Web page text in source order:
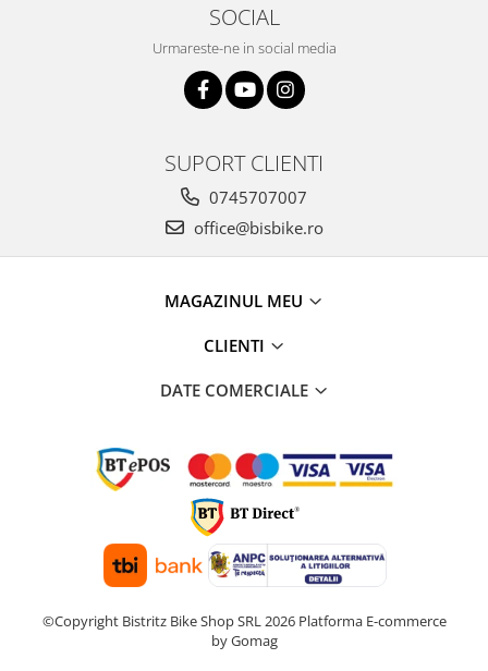
SOCIAL
Urmareste-ne in social media
SUPORT CLIENTI
0745707007
office@bisbike.ro
MAGAZINUL MEU
CLIENTI
DATE COMERCIALE
©Copyright Bistritz Bike Shop SRL 2026 Platforma E-commerce
by Gomag